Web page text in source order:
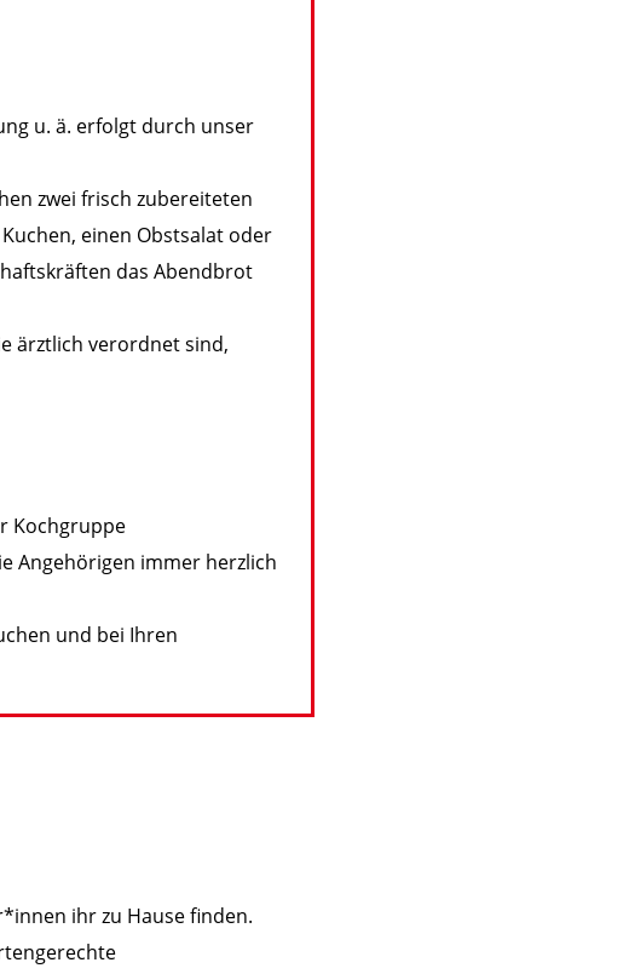
u. ä. erfolgt durch unser
zwei frisch zubereiteten
einen Obstsalat oder
das Abendbrot
ärztlich verordnet sind,
Kochgruppe
Angehörigen immer herzlich
und bei Ihren
ihr zu Hause finden.